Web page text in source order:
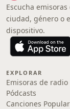
Escucha
ciudad, género o
dispositivo.
EXPLORAR
Emisoras de radio
Pódcasts
Canciones